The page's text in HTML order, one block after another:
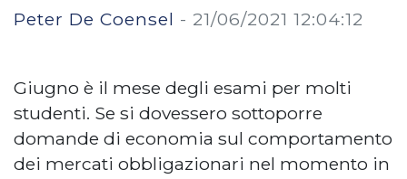
Peter De Coensel - 21/06/2021 12:04:12
Giugno è il mese degli esami per molti
studenti. Se si dovessero sottoporre
domande di economia sul comportamento
dei mercati obbligazionari nel momento in